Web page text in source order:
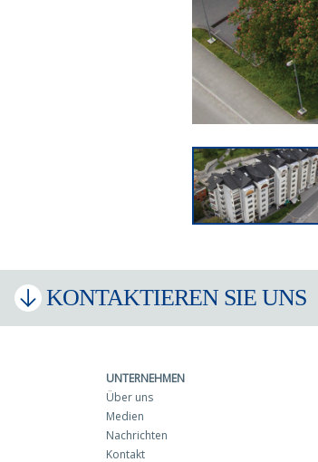
KONTAKTIEREN SIE UNS
UNTERNEHMEN
Über uns
Medien
Nachrichten
Kontakt